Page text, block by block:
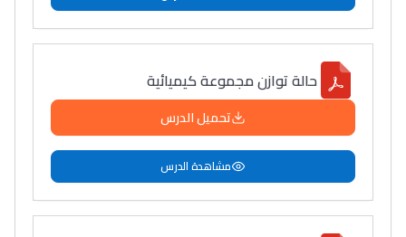
حالة توازن مجموعة كيميائية
تحميل الدرس
مشاهدة الدرس